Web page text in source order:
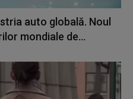
auto globală. Noul
mondiale de...